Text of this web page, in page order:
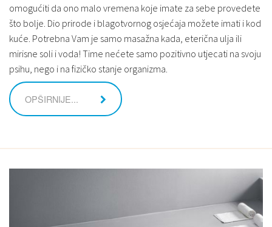
omogućiti da ono malo vremena koje imate za sebe provedete
što bolje. Dio prirode i blagotvornog osjećaja možete imati i kod
kuće. Potrebna Vam je samo masažna kada, eterična ulja ili
mirisne soli i voda! Time nećete samo pozitivno utjecati na svoju
psihu, nego i na fizičko stanje organizma.
OPŠIRNIJE...